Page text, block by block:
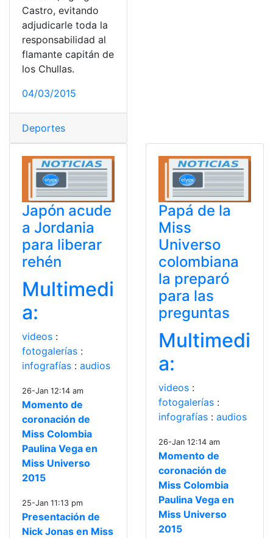
Castro, evitando
adjudicarle toda la
responsabilidad al
flamante capitán de
los Chullas.
04/03/2015
Deportes
Japón acude
a Jordania
para liberar
rehén
Multimedi
a:
videos :
fotogalerías :
infografías : audios
26-Jan 12:14 am
Momento de
coronación de
Miss Colombia
Paulina Vega en
Miss Universo
2015
25-Jan 11:13 pm
Presentación de
Nick Jonas en Miss
Papá de la
Miss
Universo
colombiana
la preparó
para las
preguntas
Multimedi
a:
videos :
fotogalerías :
infografías : audios
26-Jan 12:14 am
Momento de
coronación de
Miss Colombia
Paulina Vega en
Miss Universo
2015